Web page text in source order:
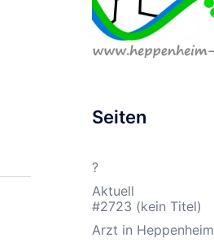
Seiten
?
Aktuell
#2723 (kein Titel)
Arzt in Heppenheim